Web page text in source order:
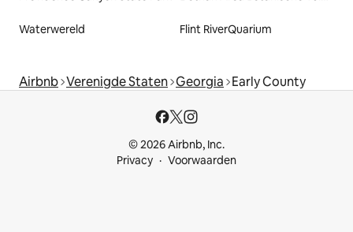
Waterwereld Flint RiverQuarium
Airbnb Verenigde Staten Georgia Early County
© 2026 Airbnb, Inc.
Privacy
Voorwaarden